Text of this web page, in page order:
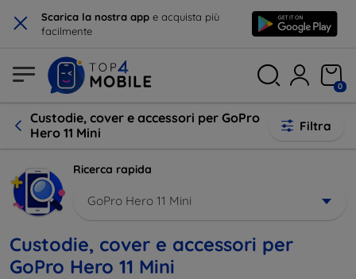
× Scarica la nostra app e acquista più
facilmente
0
Custodie, cover e accessori per GoPro
Hero 11 Mini
Filtra
Ricerca rapida
GoPro Hero 11 Mini
Custodie, cover e accessori per
GoPro Hero 11 Mini